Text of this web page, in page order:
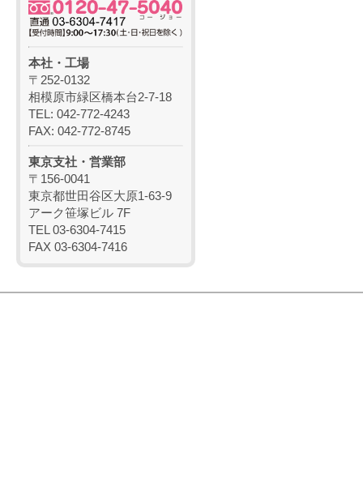
本社・工場
〒252-0132
相模原市緑区橋本台2-7-18
TEL: 042-772-4243
FAX: 042-772-8745
東京支社・営業部
〒156-0041
東京都世田谷区大原1-63-9
アーク笹塚ビル 7F
TEL 03-6304-7415
FAX 03-6304-7416